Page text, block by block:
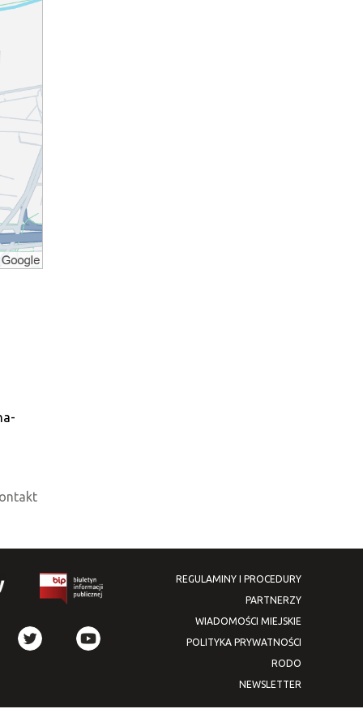
REGULAMINY I PROCEDURY
PARTNERZY
WIADOMOŚCI MIEJSKIE
POLITYKA PRYWATNOŚCI
RODO
NEWSLETTER